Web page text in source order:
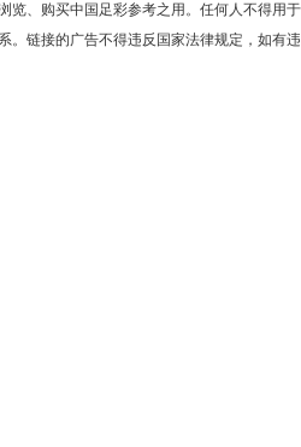
览、购买中国足彩参考之用。任何人不得用
。链接的广告不得违反国家法律规定，如有